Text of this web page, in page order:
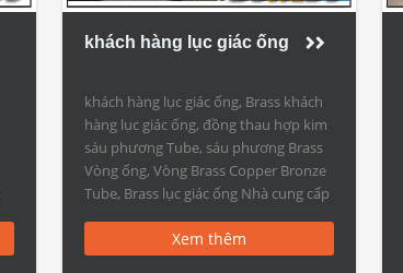
khách hàng lục giác ống
khách hàng lục giác ống, Brass khách
hàng lục giác ống, đồng thau hợp kim
sáu phương Tube, sáu phương Brass
Vòng ống, Vòng Brass Copper Bronze
Tube, Brass lục giác ống Nhà cung cấp
chất C10100, C10200, C10300, C10400,
C10500, C10700, C10800, C10910,
Xem thêm